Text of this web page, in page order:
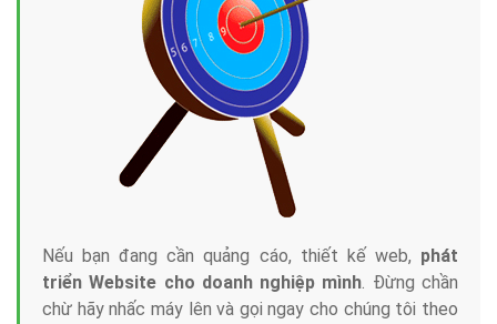
Nếu bạn đang cần quảng cáo, thiết kế web, phát
triển Website cho doanh nghiệp mình. Đừng chần
chừ hãy nhấc máy lên và gọi ngay cho chúng tôi theo